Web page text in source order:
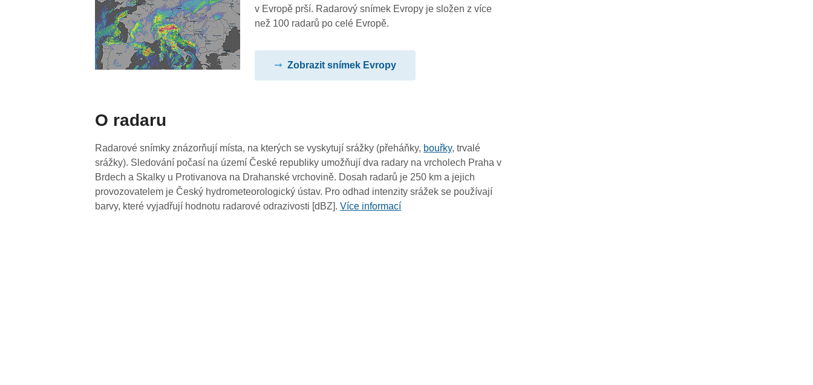
11:15
09:35
09:25
09:15
09:05
v Evropě prší. Radarový snímek Evropy je složen z více
než 100 radarů po celé Evropě.
Zobrazit snímek Evropy
O radaru
Radarové snímky znázorňují místa, na kterých se vyskytují srážky (přeháňky, bouřky, trvalé
srážky). Sledování počasí na území České republiky umožňují dva radary na vrcholech Praha v
Brdech a Skalky u Protivanova na Drahanské vrchovině. Dosah radarů je 250 km a jejich
provozovatelem je Český hydrometeorologický ústav. Pro odhad intenzity srážek se používají
barvy, které vyjadřují hodnotu radarové odrazivosti [dBZ].Více informací